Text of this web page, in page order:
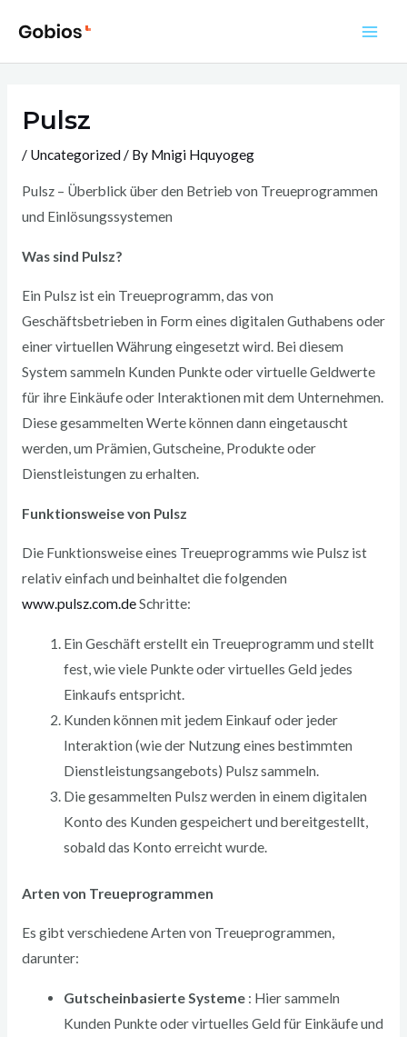
content
Pulsz
/ Uncategorized/ By Mnigi Hquyogeg
Pulsz – Überblick über den Betrieb von Treueprogrammen
und Einlösungssystemen
Was sind Pulsz?
Ein Pulsz ist ein Treueprogramm, das von
Geschäftsbetrieben in Form eines digitalen Guthabens oder
einer virtuellen Währung eingesetzt wird. Bei diesem
System sammeln Kunden Punkte oder virtuelle Geldwerte
für ihre Einkäufe oder Interaktionen mit dem Unternehmen.
Diese gesammelten Werte können dann eingetauscht
werden, um Prämien, Gutscheine, Produkte oder
Dienstleistungen zu erhalten.
Funktionsweise von Pulsz
Die Funktionsweise eines Treueprogramms wie Pulsz ist
relativ einfach und beinhaltet die folgenden
www.pulsz.com.deSchritte:
Ein Geschäft erstellt ein Treueprogramm und stellt
fest, wie viele Punkte oder virtuelles Geld jedes
Einkaufs entspricht.
Kunden können mit jedem Einkauf oder jeder
Interaktion (wie der Nutzung eines bestimmten
Dienstleistungsangebots) Pulsz sammeln.
Die gesammelten Pulsz werden in einem digitalen
Konto des Kunden gespeichert und bereitgestellt,
sobald das Konto erreicht wurde.
Arten von Treueprogrammen
Es gibt verschiedene Arten von Treueprogrammen,
darunter:
Gutscheinbasierte Systeme : Hier sammeln
Kunden Punkte oder virtuelles Geld für Einkäufe und